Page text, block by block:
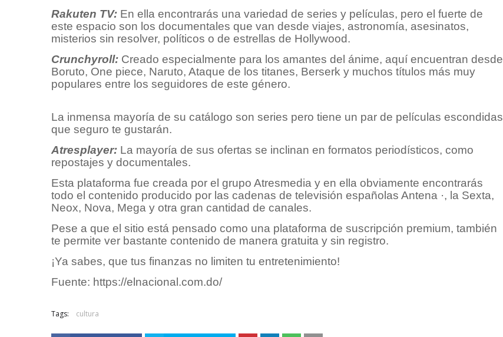
Rakuten TV: En ella encontrarás una variedad de series y películas, pero el fuerte de
este espacio son los documentales que van desde viajes, astronomía, asesinatos,
misterios sin resolver, políticos o de estrellas de Hollywood.
Crunchyroll: Creado especialmente para los amantes del ánime, aquí encuentran desde
Boruto, One piece, Naruto, Ataque de los titanes, Berserk y muchos títulos más muy
populares entre los seguidores de este género.
La inmensa mayoría de su catálogo son series pero tiene un par de películas escondidas
que seguro te gustarán.
Atresplayer: La mayoría de sus ofertas se inclinan en formatos periodísticos, como
repostajes y documentales.
Esta plataforma fue creada por el grupo Atresmedia y en ella obviamente encontrarás
todo el contenido producido por las cadenas de televisión españolas Antena ·, la Sexta,
Neox, Nova, Mega y otra gran cantidad de canales.
Pese a que el sitio está pensado como una plataforma de suscripción premium, también
te permite ver bastante contenido de manera gratuita y sin registro.
¡Ya sabes, que tus finanzas no limiten tu entretenimiento!
Fuente: https://elnacional.com.do/
Tags: cultura